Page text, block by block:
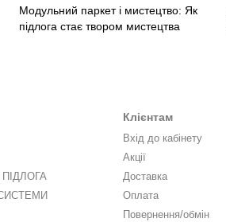
Модульний паркет і мистецтво: Як
підлога стає твором мистецтва
ПІДЛОГА
Клієнтам
Вхід до кабінету
Акції
Доставка
Оплата
Повернення/обмін